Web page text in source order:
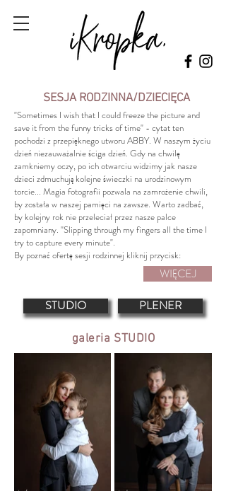
SESJA RODZINNA/DZIECIĘCA
"Sometimes I wish that I could freeze the picture and
save it from the funny tricks of time" - cytat ten
pochodzi z przepięknego utworu ABBY. W naszym życiu
dzień niezauważalnie ściga dzień. Gdy na chwilę
zamkniemy oczy, po ich otwarciu widzimy jak nasze
dzieci zdmuchują kolejne świeczki na urodzinowym
torcie... Magia fotografii pozwala na zamrożenie chwili,
by została w naszej pamięci na zawsze. Warto zadbać,
by kolejny rok nie przeleciał przez nasze palce
zapomniany. "Slipping through my fingers all the time I
try to capture every minute".
By poznać ofertę sesji rodzinnej kliknij przycisk:
WIĘCEJ
STUDIO PLENER
galeria STUDIO